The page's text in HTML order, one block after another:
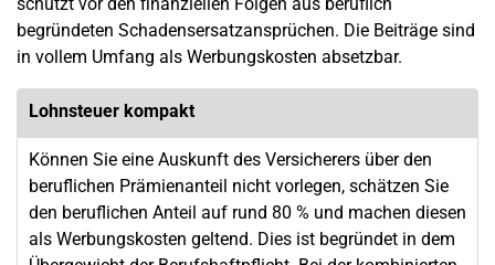
begründeten Schadensersatzansprüchen. Die Beiträge sind
in vollem Umfang als Werbungskosten absetzbar.
Lohnsteuer kompakt
Können Sie eine Auskunft des Versicherers über den
beruflichen Prämienanteil nicht vorlegen, schätzen Sie
den beruflichen Anteil auf rund 80 % und machen diesen
als Werbungskosten geltend. Dies ist begründet in dem